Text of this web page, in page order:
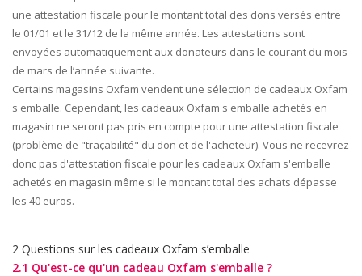
une attestation fiscale pour le montant total des dons versés entre
le 01/01 et le 31/12 de la même année. Les attestations sont
envoyées automatiquement aux donateurs dans le courant du mois
de mars de l’année suivante.
Certains magasins Oxfam vendent une sélection de cadeaux Oxfam
s'emballe. Cependant, les cadeaux Oxfam s'emballe achetés en
magasin ne seront pas pris en compte pour une attestation fiscale
(problème de "traçabilité" du don et de l'acheteur). Vous ne recevrez
donc pas d'attestation fiscale pour les cadeaux Oxfam s'emballe
achetés en magasin même si le montant total des achats dépasse
les 40 euros.
2 Questions sur les cadeaux Oxfam s’emballe
2.1 Qu'est-ce qu'un cadeau Oxfam s'emballe ?